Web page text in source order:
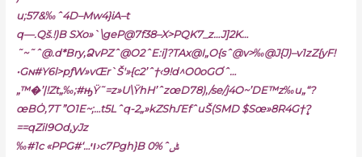
u;57&‰ˆ4D–Mw4}iA–t
q—.Qš.!)B SXo»`\geP@7f38–X>PQK7_z…J]2K…
˜~˜ˆ@.d*Bry,ՁvPZˆ@O2ˆE:i]?TAx@I„O{sˆ@v>‰@J{J)–v1zZ{yF!
•Gɴ#Y6l>pƒW»vŒr`Š'»{c2’ˆ†‹9!d^O0oGƠˆ…
„™�’|!Zt„‰;#ԣŸ˜=z»U\ŸhH’ˆzœD78)‚/se/j4O~’DE™z‰u„“?
œBȮ‚7T ”O1E~;…t5Lˆq-2„»kZShƩEfˆuŠ(SMD $Sœ»8R4G†ܷ?
==qZiI9Od‚yJz
‰#1c «PPG#‘…ױ›c7Pgh}B 0%ˆݰ